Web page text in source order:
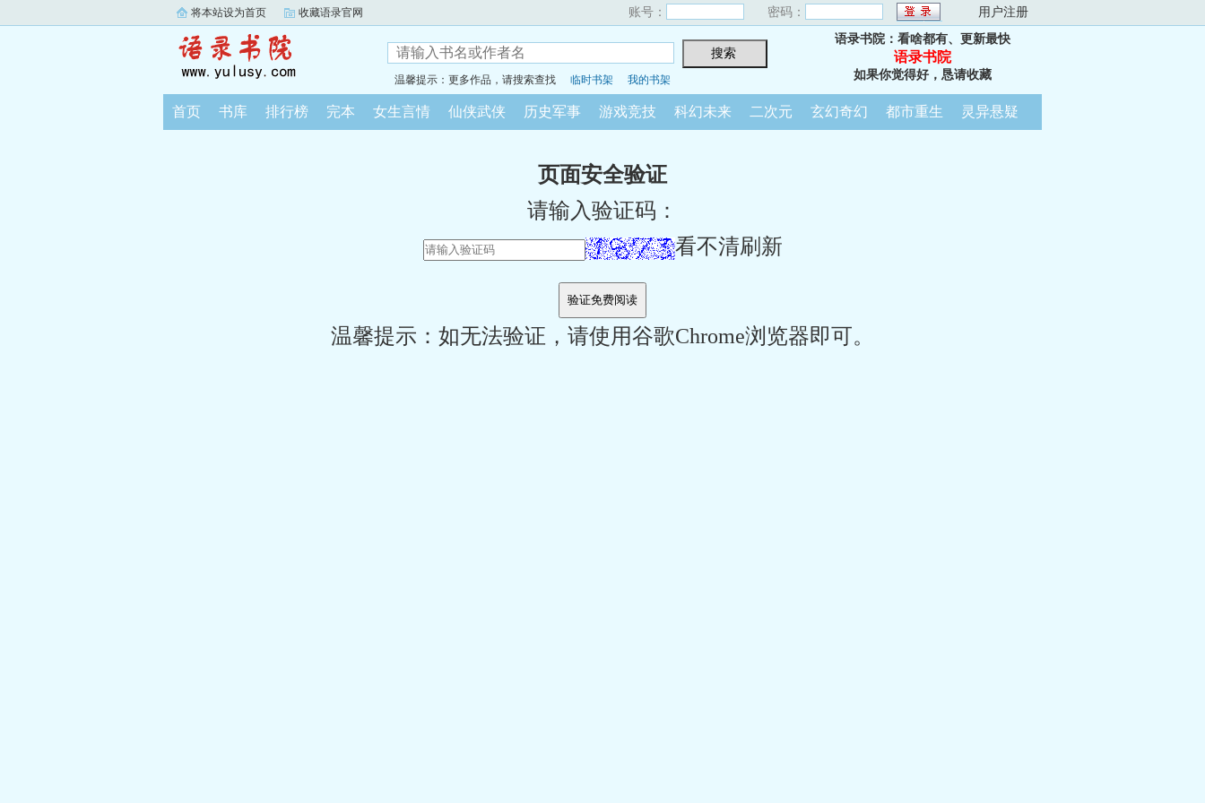
将本站设为首页 收藏语录官网 账号： 密码： 用户注册
温馨提示：更多作品，请搜索查找 临时书架 我的书架
语录书院：看啥都有、更新最快
语录书院
如果你觉得好，恳请收藏
首页 书库 排行榜 完本 女生言情 仙侠武侠 历史军事 游戏竞技 科幻未来 二次元 玄幻奇幻 都市重生 灵异悬疑
页面安全验证
请输入验证码：
看不清刷新
温馨提示：如无法验证，请使用谷歌Chrome浏览器即可。